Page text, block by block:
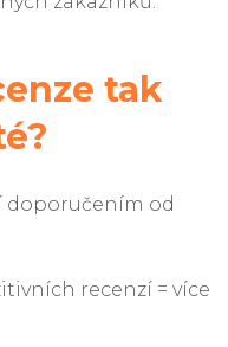
tak
doporučením od
recenzí = více